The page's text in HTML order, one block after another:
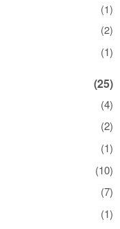
(1)
(2)
(1)
(25)
(4)
(2)
(1)
(10)
(7)
(1)